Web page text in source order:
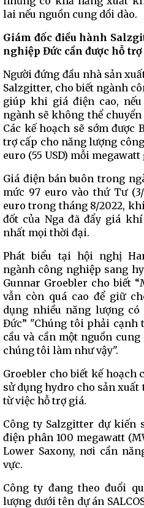
lai nếu nguồn cung dồi dào.
Giám đốc điều hành
nghiệp Đức cần được hỗ
Người đứng đầu nhà sản
Salzgitter, cho biết ngành
giúp khi giá điện cao,
ngành sẽ không thể
Các kế hoạch sẽ sớm được
trợ cấp cho năng lượng
euro (55 USD) mỗi
Giá điện bán buôn trong
mức 97 euro vào thứ Tư
euro trong tháng 8/2022,
đốt của Nga đã đẩy giá
nhất mọi thời đại.
Phát biểu tại hội nghị
ngành công nghiệp sang
Gunnar Groebler cho biết
vẫn còn quá cao để giữ
dụng nhiều năng lượng
Đức” "Chúng tôi phải
cầu và cần một nguồn
chúng tôi làm như vậy".
Groebler cho biết kế hoạch
sử dụng hydro cho sản
từ việc hỗ trợ giá.
Công ty Salzgitter dự kiến
điện phân 100 megawatt
Lower Saxony, nơi cần
vực.
Công ty đang theo đuổi
lượng dưới tên dự án